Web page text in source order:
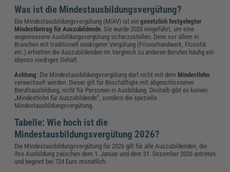
Was ist die Mindestausbildungsvergütung?
Die Mindestausbildungsvergütung (MiAV) ist eingesetzlich festgelegter
Mindestbetrag für Auszubildende. Sie wurde 2020 eingeführt, um eine
angemessene Ausbildungsvergütung sicherzustellen. Denn vor allem in
Branchen mit traditionell niedrigerer Vergütung (Friseurhandwerk, Floristik
etc.) erhielten die Auszubildenden im Vergleich zu anderen Berufen häufig ein
ebenso niedriges Gehalt.
Achtung: Die Mindestausbildungsvergütung darf nicht mit dem Mindestlohn
verwechselt werden. Dieser gilt für Beschäftigte mit abgeschlossener
Berufsausbildung, nicht für Personen in Ausbildung. Deshalb gibt es keinen
„Mindestlohn für Auszubildende“, sondern die spezielle
Mindestausbildungsvergütung.
Tabelle: Wie hoch ist die
Mindestausbildungsvergütung 2026?
Die Mindestausbildungsvergütung für 2026 gilt für alle Auszubildenden, die
ihre Ausbildung zwischen dem 1. Januar und dem 31. Dezember 2026 antreten
und beginnt bei 724 Euro monatlich.